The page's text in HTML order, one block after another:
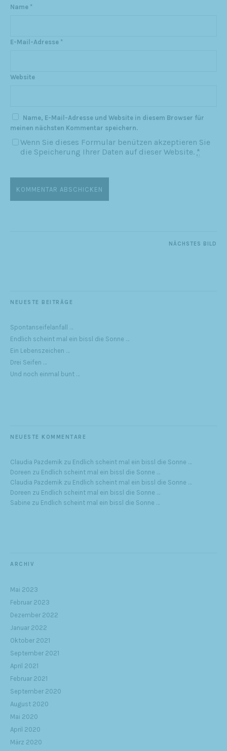
Name *
E-Mail-Adresse *
Website
Name, E-Mail-Adresse und Website in diesem Browser für
meinen nächsten Kommentar speichern.
Wenn Sie dieses Formular benützen akzeptieren Sie
die Speicherung Ihrer Daten auf dieser Website. *
NÄCHSTES BILD
NEUESTE BEITRÄGE
Spontanseifelanfall …
Endlich scheint mal ein bissl die Sonne …
Ein Lebenszeichen …
Drei Seifen …
Und noch einmal bunt …
NEUESTE KOMMENTARE
Claudia Pazdernik zu Endlich scheint mal ein bissl die Sonne …
Doreen zu Endlich scheint mal ein bissl die Sonne …
Claudia Pazdernik zu Endlich scheint mal ein bissl die Sonne …
Doreen zu Endlich scheint mal ein bissl die Sonne …
Sabine zu Endlich scheint mal ein bissl die Sonne …
ARCHIV
Mai 2023
Februar 2023
Dezember 2022
Januar 2022
Oktober 2021
September 2021
April 2021
Februar 2021
September 2020
August 2020
Mai 2020
April 2020
März 2020